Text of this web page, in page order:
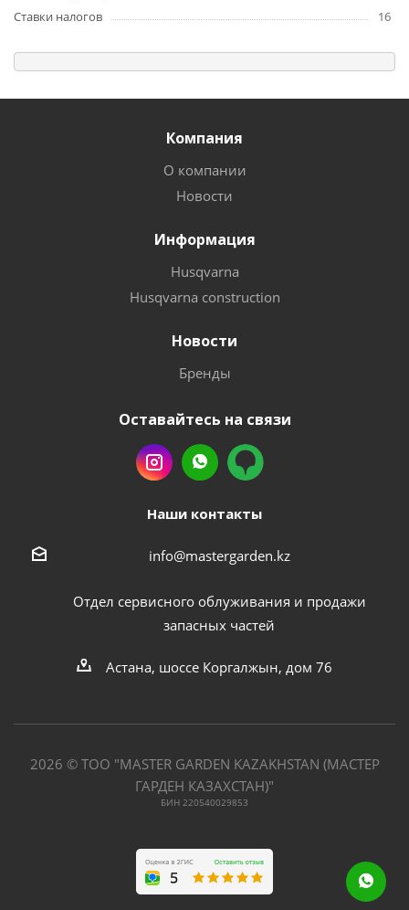
Ставки налогов
16
Компания
О компании
Новости
Информация
Husqvarna
Husqvarna construction
Новости
Бренды
Оставайтесь на связи
Наши контакты
info@mastergarden.kz
Отдел сервисного облуживания и продажи
запасных частей
Астана, шоссе Коргалжын, дом 76
2026 © ТОО "MASTER GARDEN KAZAKHSTAN (МАСТЕР
ГАРДЕН КАЗАХСТАН)"
БИН 220540029853